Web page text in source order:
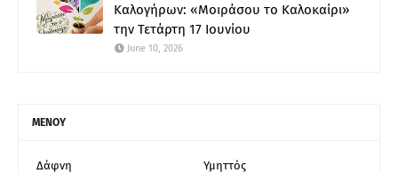
Καλογήρων: «Μοιράσου το Καλοκαίρι»
την Τετάρτη 17 Ιουνίου
June 10, 2026
ΜΕΝΟΥ
Δάφνη
Υμηττός